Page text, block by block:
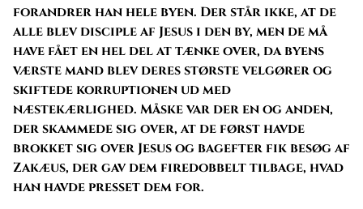
forandrer han hele byen. Der står ikke, at de
alle blev disciple af Jesus i den by, men de må
have fået en hel del at tænke over, da byens
værste mand blev deres største velgører og
skiftede korruptionen ud med
næstekærlighed. Måske var der en og anden,
der skammede sig over, at de først havde
brokket sig over Jesus og bagefter fik besøg af
Zakæus, der gav dem firedobbelt tilbage, hvad
han havde presset dem for.